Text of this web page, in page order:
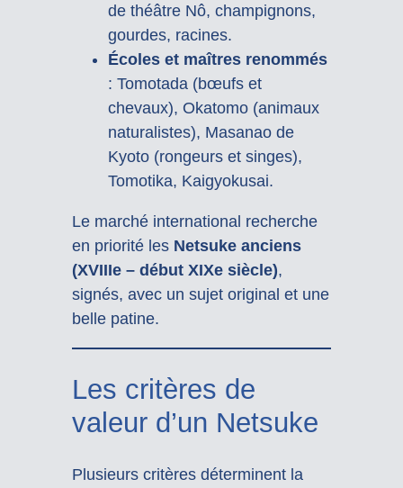
de théâtre Nô, champignons,
gourdes, racines.
Écoles et maîtres renommés
: Tomotada (bœufs et
chevaux), Okatomo (animaux
naturalistes), Masanao de
Kyoto (rongeurs et singes),
Tomotika, Kaigyokusai.
Le marché international recherche
en priorité les Netsuke anciens
(XVIIIe – début XIXe siècle),
signés, avec un sujet original et une
belle patine.
Les critères de
valeur d’un Netsuke
Plusieurs critères déterminent la